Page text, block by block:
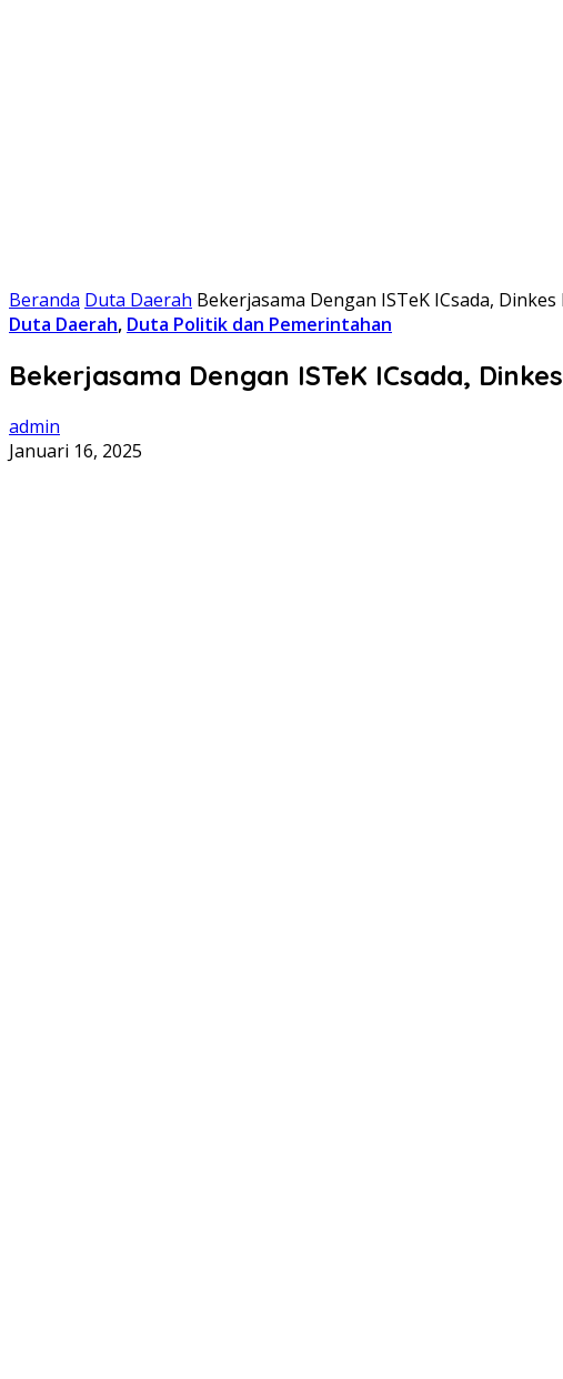
Beranda Duta Daerah Bekerjasama Dengan ISTeK ICsada,
Duta Daerah, Duta Politik dan Pemerintahan
Bekerjasama Dengan ISTeK ICsada,
admin
Januari 16, 2025